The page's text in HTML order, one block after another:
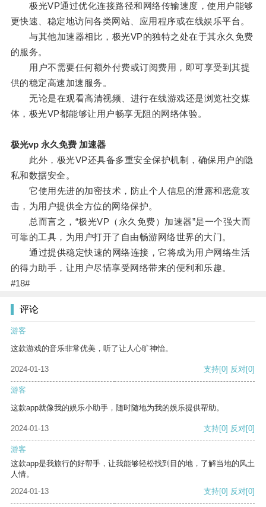
极光VP通过优化连接路径和网络传输速度，使用户能够
更快速、稳定地访问各类网站、应用程序或在线娱乐平台。
与其他加速器相比，极光VP的独特之处在于其永久免费
的服务。
用户不需要任何额外付费或订阅费用，即可享受到其提
供的稳定高速加速服务。
无论是在观看高清视频、进行在线游戏还是浏览社交媒
体，极光VP都能够让用户畅享无阻的网络体验。
极光vp 永久免费 加速器
此外，极光VP还具备多重安全保护机制，确保用户的隐
私和数据安全。
它使用先进的加密技术，防止个人信息的泄露和恶意攻
击，为用户提供全方位的网络保护。
总而言之，“极光VP（永久免费）加速器”是一个强大而
可靠的工具，为用户打开了自由畅游网络世界的大门。
通过提供稳定快速的网络连接，它将成为用户网络生活
的得力助手，让用户尽情享受网络带来的便利和乐趣。
#18#
评论
游客
这款游戏的音乐非常优美，听了让人心旷神怡。
2024-01-13 支持[0] 反对[0]
游客
这款app就像我的娱乐小助手，随时随地为我的娱乐提供帮助。
2024-01-13 支持[0] 反对[0]
游客
这款app是我旅行的好帮手，让我能够轻松找到目的地，了解当地的风土
人情。
2024-01-13
支持[0] 反对[0]